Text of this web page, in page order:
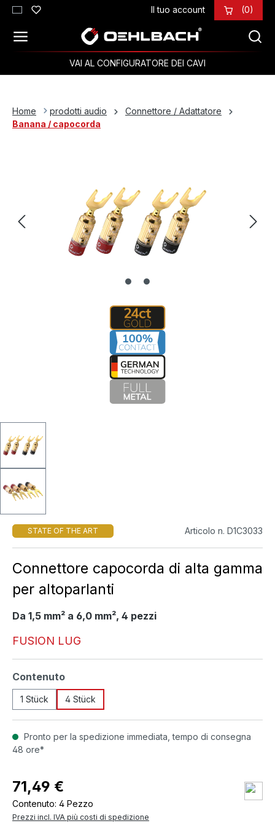
Passa al contenuto principale Il tuo account (0)
VAI AL CONFIGURATORE DEI CAVI
Home prodotti audio
Connettore / Adattatore
Banana / capocorda
STATE OF THE ART Articolo n. D1C3033
Connettore capocorda di alta gamma
per altoparlanti
Da 1,5 mm² a 6,0 mm², 4 pezzi
FUSION LUG
Seleziona
Contenuto
1 Stück 4 Stück
Pronto per la spedizione immediata, tempo di consegna
48 ore*
71,49 €
Contenuto: 4 Pezzo
Prezzi incl. IVA più costi di spedizione